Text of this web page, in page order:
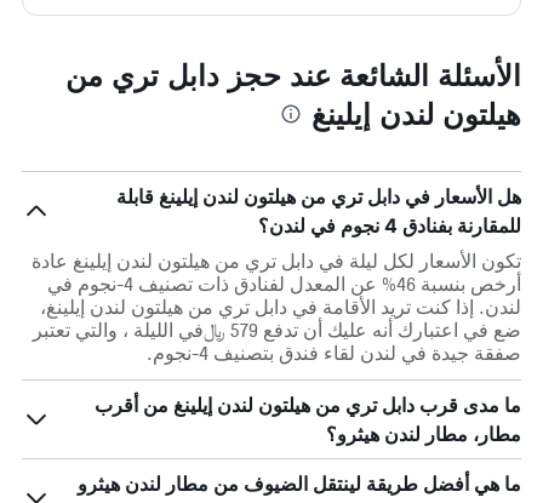
الأسئلة الشائعة عند حجز دابل تري من
هيلتون لندن إيلينغ
هل الأسعار في دابل تري من هيلتون لندن إيلينغ قابلة
للمقارنة بفنادق 4 نجوم في لندن؟
تكون الأسعار لكل ليلة في دابل تري من هيلتون لندن إيلينغ عادة
أرخص بنسبة 46% عن المعدل لفنادق ذات تصنيف 4-نجوم في
لندن. إذا كنت تريد الأقامة في دابل تري من هيلتون لندن إيلينغ،
ضع في اعتبارك أنه عليك أن تدفع 579 ﷼في الليلة ، والتي تعتبر
صفقة جيدة في لندن لقاء فندق بتصنيف 4-نجوم.
ما مدى قرب دابل تري من هيلتون لندن إيلينغ من أقرب
مطار، مطار لندن هيثرو؟
ما هي أفضل طريقة لينتقل الضيوف من مطار لندن هيثرو